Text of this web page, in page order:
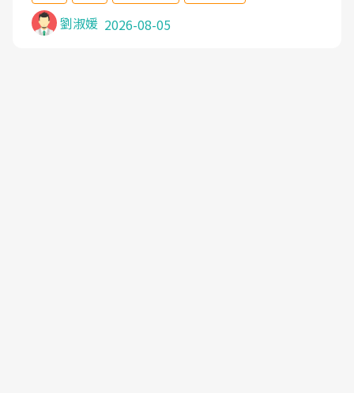
症狀,沒多久就痛起來,多年失眠嚴重影響生活品質.
台灣親友介紹忠孝醫院杜育才主任是頸頭症候群專
劉淑媛 2026-08-05